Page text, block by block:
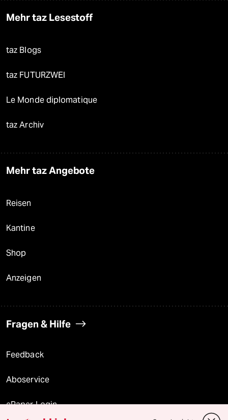
Mehr taz Lesestoff
taz Blogs
taz FUTURZWEI
Le Monde diplomatique
taz Archiv
Mehr taz Angebote
Reisen
Kantine
Shop
Anzeigen
Fragen & Hilfe
Feedback
Aboservice
ePaper Login